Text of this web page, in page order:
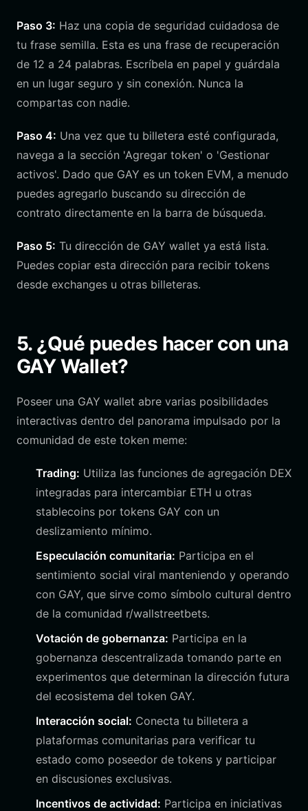
Paso 3: Haz una copia de seguridad cuidadosa de
tu frase semilla. Esta es una frase de recuperación
de 12 a 24 palabras. Escríbela en papel y guárdala
en un lugar seguro y sin conexión. Nunca la
compartas con nadie.
Paso 4: Una vez que tu billetera esté configurada,
navega a la sección 'Agregar token' o 'Gestionar
activos'. Dado que GAY es un token EVM, a menudo
puedes agregarlo buscando su dirección de
contrato directamente en la barra de búsqueda.
Paso 5: Tu dirección de GAY wallet ya está lista.
Puedes copiar esta dirección para recibir tokens
desde exchanges u otras billeteras.
5. ¿Qué puedes hacer con una
GAY Wallet?
Poseer una GAY wallet abre varias posibilidades
interactivas dentro del panorama impulsado por la
comunidad de este token meme:
Trading: Utiliza las funciones de agregación DEX
integradas para intercambiar ETH u otras
stablecoins por tokens GAY con un
deslizamiento mínimo.
Especulación comunitaria: Participa en el
sentimiento social viral manteniendo y operando
con GAY, que sirve como símbolo cultural dentro
de la comunidad r/wallstreetbets.
Votación de gobernanza: Participa en la
gobernanza descentralizada tomando parte en
experimentos que determinan la dirección futura
del ecosistema del token GAY.
Interacción social: Conecta tu billetera a
plataformas comunitarias para verificar tu
estado como poseedor de tokens y participar
en discusiones exclusivas.
Incentivos de actividad: Participa en iniciativas